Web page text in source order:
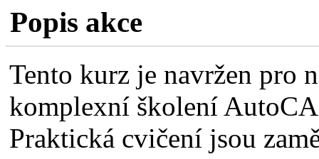
Popis akce
Tento kurz je navržen pro
komplexní školení
Praktická cvičení jsou